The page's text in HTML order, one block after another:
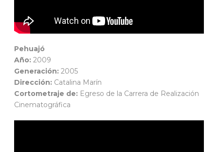
Pehuajó
Año: 2009
Generación: 2005
Dirección: Catalina Marín
Cortometraje de: Egreso de la Carrera de Realización
Cinematográfica